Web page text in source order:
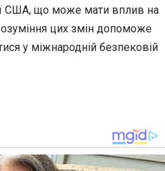
США, що може мати вплив на
цих змін допоможе
у міжнародній безпековій